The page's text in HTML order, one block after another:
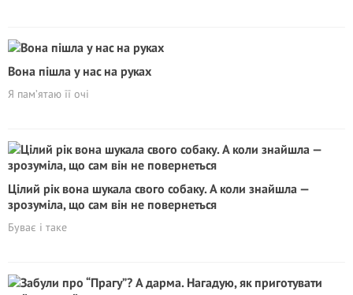
Вона пішла у нас на руках
Я пам’ятаю її очі
Цілий рік вона шукала свого собаку. А коли знайшла —
зрозуміла, що сам він не повернеться
Буває і таке